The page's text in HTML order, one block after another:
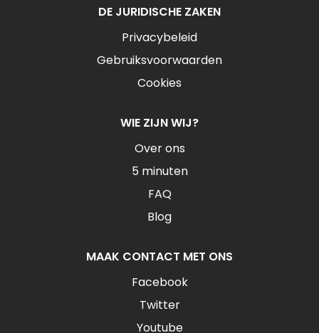
DE JURIDISCHE ZAKEN
Privacybeleid
Gebruiksvoorwaarden
Cookies
WIE ZIJN WIJ?
Over ons
5 minuten
FAQ
Blog
MAAK CONTACT MET ONS
Facebook
Twitter
Youtube